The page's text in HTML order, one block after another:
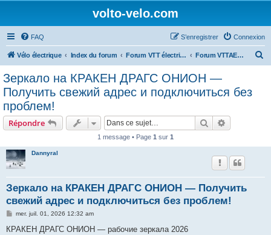
volto-velo.com
FAQ Connexion
S’enregistrer
Vélo électrique Index du forum Forum VTT électrique par marques (Giant, Lapierre, Specialized...) Forum VTTAE Haibike
Зеркало на КРАКЕН ДРАГС ОНИОН —
Получить свежий адрес и подключиться без
проблем!
Répondre Rechercher
1 message • Page 1 sur 1
Dannyral
Зеркало на КРАКЕН ДРАГС ОНИОН — Получить
свежий адрес и подключиться без проблем!
M
s
mer. juil. 01, 2026 12:32 am
КРАКЕН ДРАГС ОНИОН — рабочие зеркала 2026